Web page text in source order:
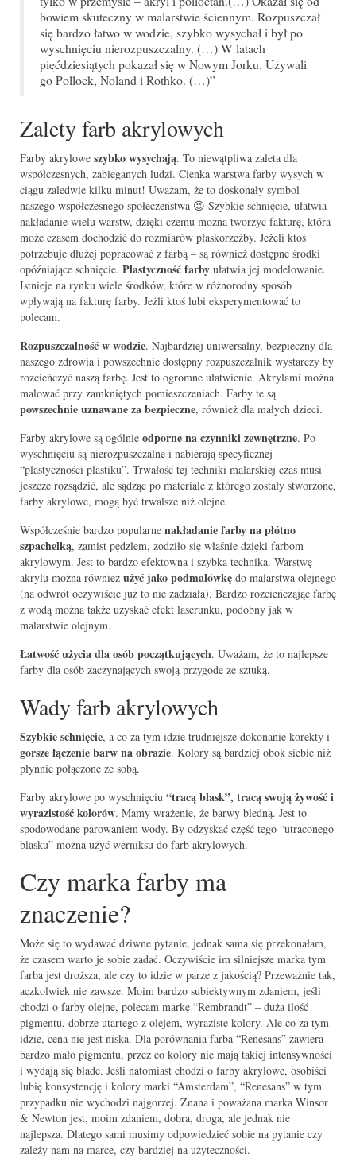
bowiem skuteczny w malarstwie ściennym. Rozpuszczał
się bardzo łatwo w wodzie, szybko wysychał i był po
wyschnięciu nierozpuszczalny. (…) W latach
pięćdziesiątych pokazał się w Nowym Jorku. Używali
go Pollock, Noland i Rothko. (…)”
Zalety farb akrylowych
Farby akrylowe szybko wysychają. To niewątpliwa zaleta dla
współczesnych, zabieganych ludzi. Cienka warstwa farby wysych w
ciągu zaledwie kilku minut! Uważam, że to doskonały symbol
naszego współczesnego społeczeństwa 😉 Szybkie schnięcie, ułatwia
nakładanie wielu warstw, dzięki czemu można tworzyć fakturę, która
może czasem dochodzić do rozmiarów płaskorzeźby. Jeżeli ktoś
potrzebuje dłużej popracować z farbą – są również dostępne środki
opóźniające schnięcie. Plastyczność farby ułatwia jej modelowanie.
Istnieje na rynku wiele środków, które w różnorodny sposób
wpływają na fakturę farby. Jeżli ktoś lubi eksperymentować to
polecam.
Rozpuszczalność w wodzie. Najbardziej uniwersalny, bezpieczny dla
naszego zdrowia i powszechnie dostępny rozpuszczalnik wystarczy by
rozcieńczyć naszą farbę. Jest to ogromne ułatwienie. Akrylami można
malować przy zamkniętych pomieszczeniach. Farby te są
powszechnie uznawane za bezpieczne, również dla małych dzieci.
Farby akrylowe są ogólnie odporne na czynniki zewnętrzne. Po
wyschnięciu są nierozpuszczalne i nabierają specyficznej
“plastyczności plastiku”. Trwałość tej techniki malarskiej czas musi
jeszcze rozsądzić, ale sądząc po materiale z którego zostały stworzone,
farby akrylowe, mogą być trwalsze niż olejne.
Współcześnie bardzo popularne nakładanie farby na płótno
szpachelką, zamist pędzlem, zodziło się właśnie dzięki farbom
akrylowym. Jest to bardzo efektowna i szybka technika. Warstwę
akrylu można również użyć jako podmalówkę do malarstwa olejnego
(na odwrót oczywiście już to nie zadziała). Bardzo rozcieńczając farbę
z wodą można także uzyskać efekt laserunku, podobny jak w
malarstwie olejnym.
Łatwość użycia dla osób początkujących. Uważam, że to najlepsze
farby dla osób zaczynających swoją przygode ze sztuką.
Wady farb akrylowych
Szybkie schnięcie, a co za tym idzie trudniejsze dokonanie korekty i
gorsze łączenie barw na obrazie. Kolory są bardziej obok siebie niż
płynnie połączone ze sobą.
Farby akrylowe po wyschnięciu “tracą blask”, tracą swoją żywość i
wyrazistość kolorów. Mamy wrażenie, że barwy bledną. Jest to
spodowodane parowaniem wody. By odzyskać część tego “utraconego
blasku” można użyć werniksu do farb akrylowych.
Czy marka farby ma
znaczenie?
Może się to wydawać dziwne pytanie, jednak sama się przekonałam,
że czasem warto je sobie zadać. Oczywiście im silniejsze marka tym
farba jest droższa, ale czy to idzie w parze z jakością? Przeważnie tak,
aczkolwiek nie zawsze. Moim bardzo subiektywnym zdaniem, jeśli
chodzi o farby olejne, polecam markę “Rembrandt” – duża ilość
pigmentu, dobrze utartego z olejem, wyraziste kolory. Ale co za tym
idzie, cena nie jest niska. Dla porównania farba “Renesans” zawiera
bardzo mało pigmentu, przez co kolory nie mają takiej intensywności
i wydają się blade. Jeśli natomiast chodzi o farby akrylowe, osobiści
lubię konsystencję i kolory marki “Amsterdam”, “Renesans” w tym
przypadku nie wychodzi najgorzej. Znana i poważana marka Winsor
& Newton jest, moim zdaniem, dobra, droga, ale jednak nie
najlepsza. Dlatego sami musimy odpowiedzieć sobie na pytanie czy
zależy nam na marce, czy bardziej na użyteczności.